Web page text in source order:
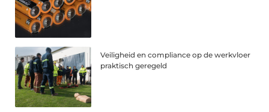
Veiligheid en compliance op de werkvloer
praktisch geregeld